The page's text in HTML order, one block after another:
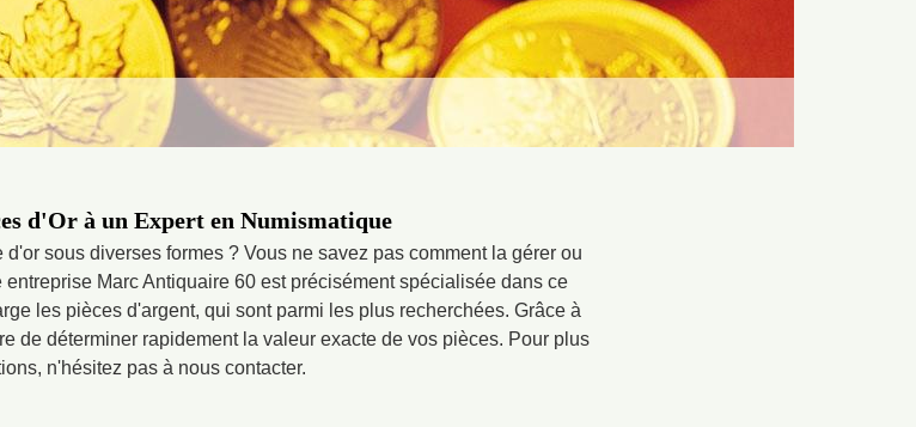
d'Or à un Expert en Numismatique
sous diverses formes ? Vous ne savez pas comment la gérer ou
Marc Antiquaire 60 est précisément spécialisée dans ce
les pièces d'argent, qui sont parmi les plus recherchées. Grâce à
de déterminer rapidement la valeur exacte de vos pièces. Pour plus
n'hésitez pas à nous contacter.